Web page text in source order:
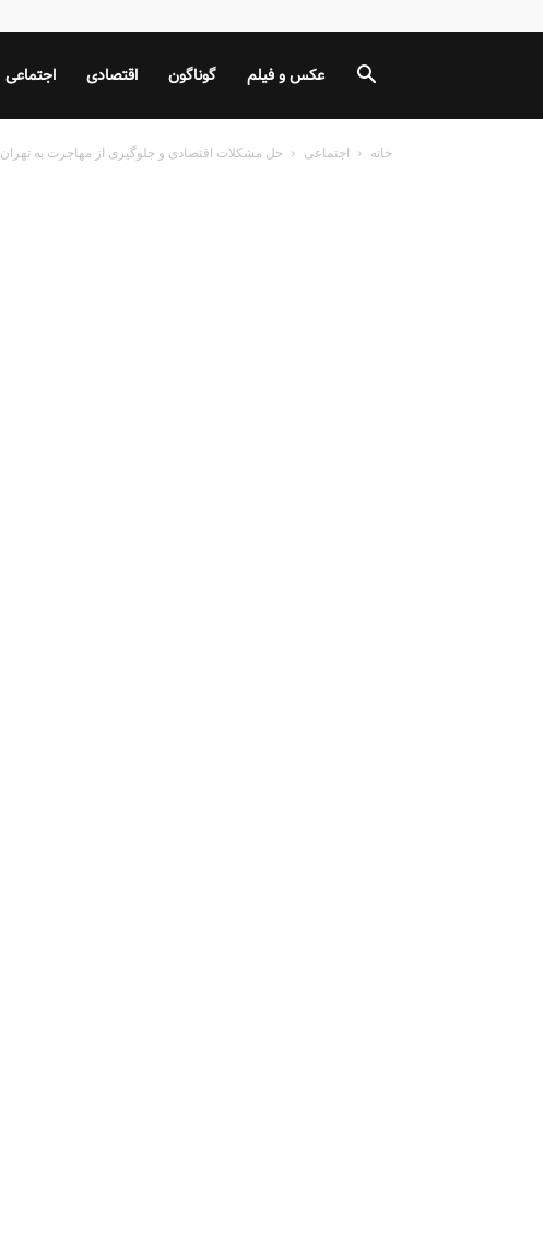
اجتماعی اقتصادی گوناگون عکس و فیلم
خانه اجتماعی حل مشکلات اقتصادی و جلوگیری از مهاجرت به